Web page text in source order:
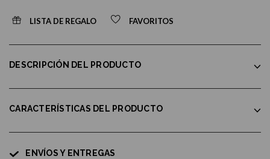
LISTA DE REGALO FAVORITOS
DESCRIPCIÓN DEL PRODUCTO
CARACTERÍSTICAS DEL PRODUCTO
ENVÍOS Y ENTREGAS